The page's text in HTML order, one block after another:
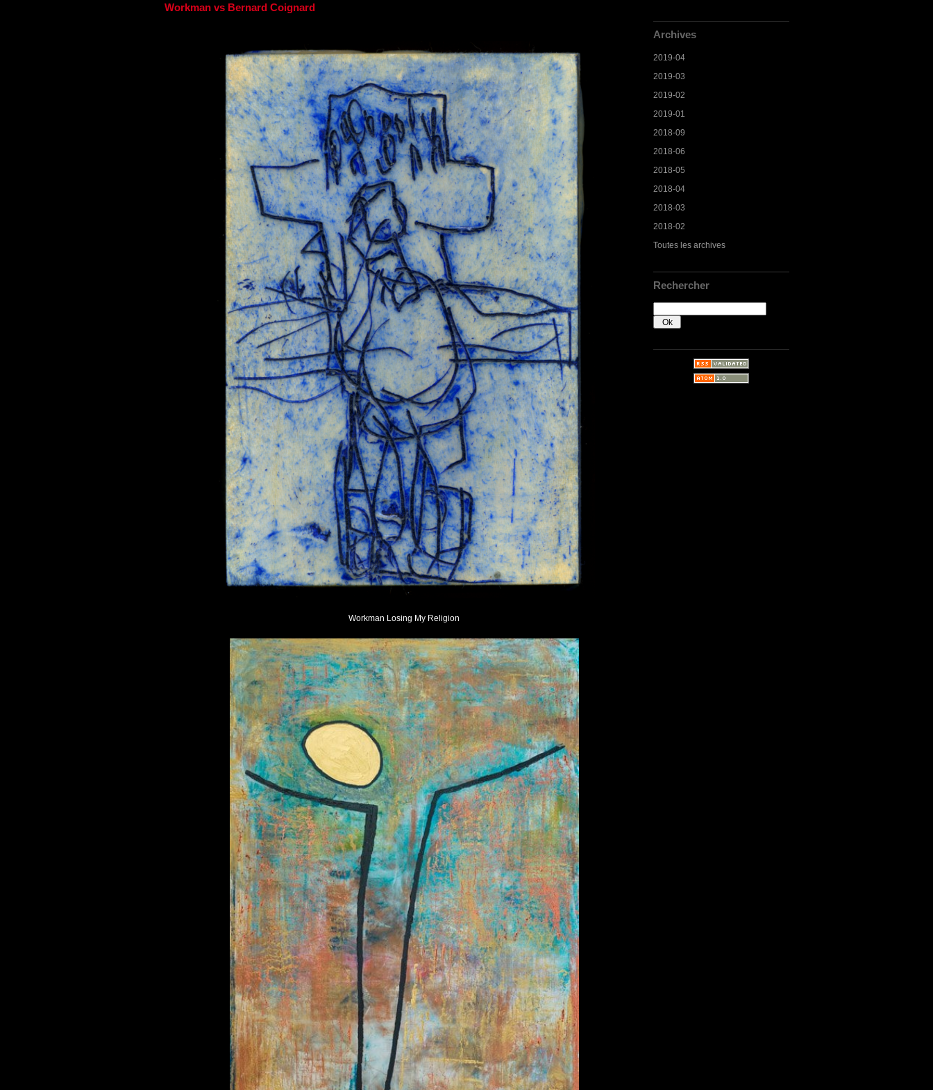
Archives
2019-04
2019-03
2019-02
2019-01
2018-09
2018-06
2018-05
2018-04
2018-03
2018-02
Toutes les archives
Rechercher
Workman vs Bernard Coignard
Workman Losing My Religion